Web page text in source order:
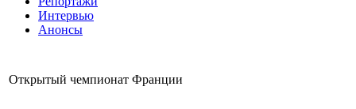
Интервью
Анонсы
Открытый чемпионат Франции